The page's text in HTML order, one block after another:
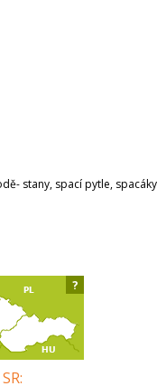
stany, spací pytle,
?